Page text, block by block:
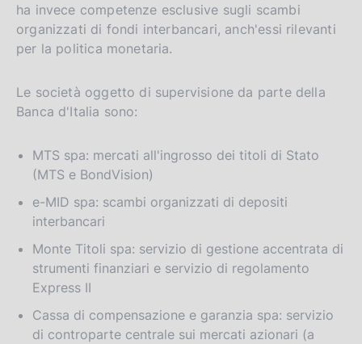
ha invece competenze esclusive sugli scambi
organizzati di fondi interbancari, anch'essi rilevanti
per la politica monetaria.
Le società oggetto di supervisione da parte della
Banca d'Italia sono:
MTS spa: mercati all'ingrosso dei titoli di Stato
(MTS e BondVision)
e-MID spa: scambi organizzati di depositi
interbancari
Monte Titoli spa: servizio di gestione accentrata di
strumenti finanziari e servizio di regolamento
Express II
Cassa di compensazione e garanzia spa: servizio
di controparte centrale sui mercati azionari (a